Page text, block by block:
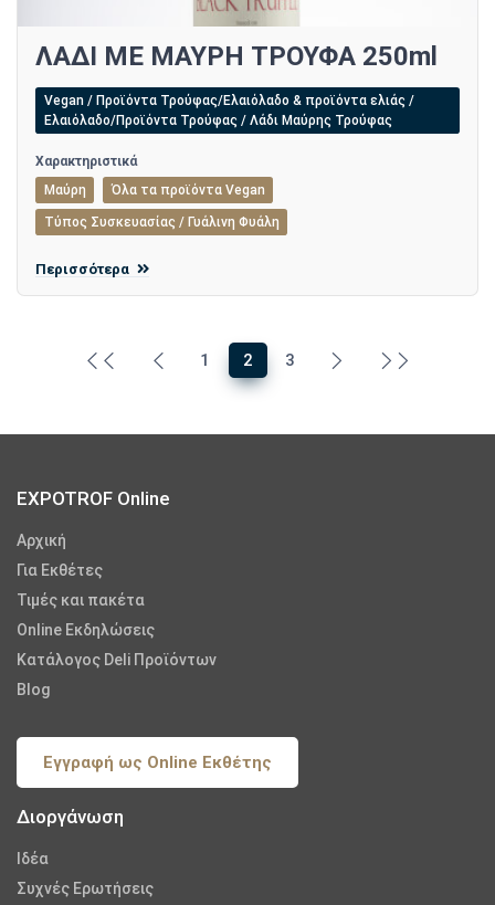
ΛΑΔΙ ΜΕ ΜΑΥΡΗ ΤΡΟΥΦΑ 250ml
Vegan / Προϊόντα Τρούφας/Ελαιόλαδο & προϊόντα ελιάς /
Ελαιόλαδο/Προϊόντα Τρούφας / Λάδι Μαύρης Τρούφας
Χαρακτηριστικά
Μαύρη
Όλα τα προϊόντα Vegan
Τύπος Συσκευασίας / Γυάλινη Φυάλη
Περισσότερα
1 2 3
EXPOTROF Online
Αρχική
Για Εκθέτες
Τιμές και πακέτα
Online Εκδηλώσεις
Κατάλογος Deli Προϊόντων
Blog
Εγγραφή ως Online Εκθέτης
Διοργάνωση
Iδέα
Συχνές Ερωτήσεις